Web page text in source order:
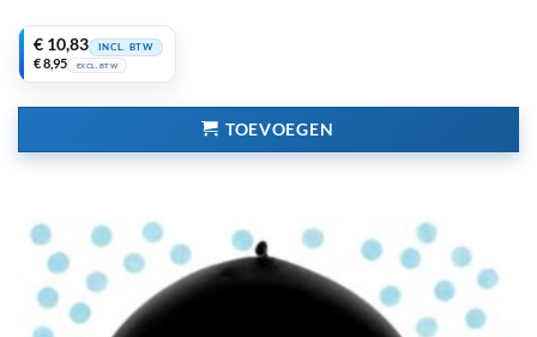
€10,83 INCL. BTW
€8,95 EXCL. BTW
TOEVOEGEN